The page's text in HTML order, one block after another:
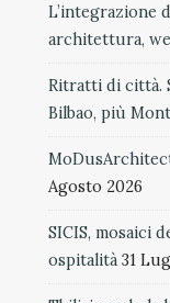
L’integrazione
architettura,
Ritratti di città.
Bilbao, più
Agosto 2026
SICIS, mosaici
ospitalità 31